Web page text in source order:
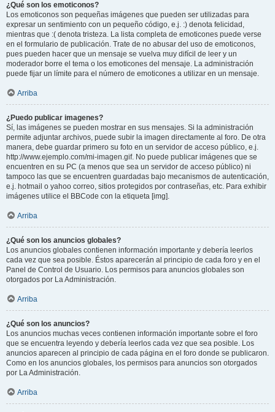
¿Qué son los emoticonos?
Los emoticonos son pequeñas imágenes que pueden ser utilizadas para
expresar un sentimiento con un pequeño código, e.j. :) denota felicidad,
mientras que :( denota tristeza. La lista completa de emoticones puede verse
en el formulario de publicación. Trate de no abusar del uso de emoticonos,
pues pueden hacer que un mensaje se vuelva muy difícil de leer y un
moderador borre el tema o los emoticones del mensaje. La administración
puede fijar un límite para el número de emoticones a utilizar en un mensaje.
Arriba
¿Puedo publicar imagenes?
Sí, las imágenes se pueden mostrar en sus mensajes. Si la administración
permite adjuntar archivos, puede subir la imagen directamente al foro. De otra
manera, debe guardar primero su foto en un servidor de acceso público, e.j.
http://www.ejemplo.com/mi-imagen.gif. No puede publicar imágenes que se
encuentren en su PC (a menos que sea un servidor de acceso público) ni
tampoco las que se encuentren guardadas bajo mecanismos de autenticación,
e.j. hotmail o yahoo correo, sitios protegidos por contraseñas, etc. Para exhibir
imágenes utilice el BBCode con la etiqueta [img].
Arriba
¿Qué son los anuncios globales?
Los anuncios globales contienen información importante y debería leerlos
cada vez que sea posible. Éstos aparecerán al principio de cada foro y en el
Panel de Control de Usuario. Los permisos para anuncios globales son
otorgados por La Administración.
Arriba
¿Qué son los anuncios?
Los anuncios muchas veces contienen información importante sobre el foro
que se encuentra leyendo y debería leerlos cada vez que sea posible. Los
anuncios aparecen al principio de cada página en el foro donde se publicaron.
Como en los anuncios globales, los permisos para anuncios son otorgados
por La Administración.
Arriba